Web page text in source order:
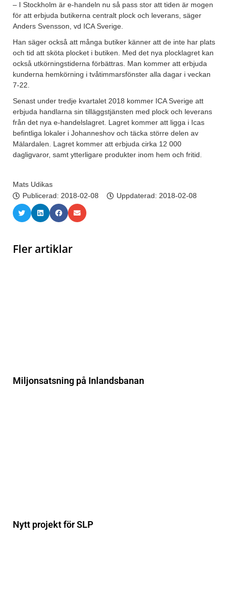
– I Stockholm är e-handeln nu så pass stor att tiden är mogen
för att erbjuda butikerna centralt plock och leverans, säger
Anders Svensson, vd ICA Sverige.
Han säger också att många butiker känner att de inte har plats
och tid att sköta plocket i butiken. Med det nya plocklagret kan
också utkörningstiderna förbättras. Man kommer att erbjuda
kunderna hemkörning i tvåtimmarsfönster alla dagar i veckan
7-22.
Senast under tredje kvartalet 2018 kommer ICA Sverige att
erbjuda handlarna sin tilläggstjänsten med plock och leverans
från det nya e-handelslagret. Lagret kommer att ligga i Icas
befintliga lokaler i Johanneshov och täcka större delen av
Mälardalen. Lagret kommer att erbjuda cirka 12 000
dagligvaror, samt ytterligare produkter inom hem och fritid.
Mats Udikas
Publicerad: 2018-02-08 Uppdaterad: 2018-02-08
Fler artiklar
Miljonsatsning på Inlandsbanan
Nytt projekt för SLP